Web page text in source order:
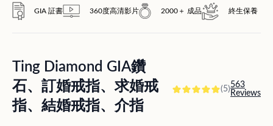
GIA 証書 360度高清影片 2000＋ 成品 終生保養
Ting Diamond GIA鑽
石、訂婚戒指、求婚戒
指、結婚戒指、介指
(5)563
Reviews